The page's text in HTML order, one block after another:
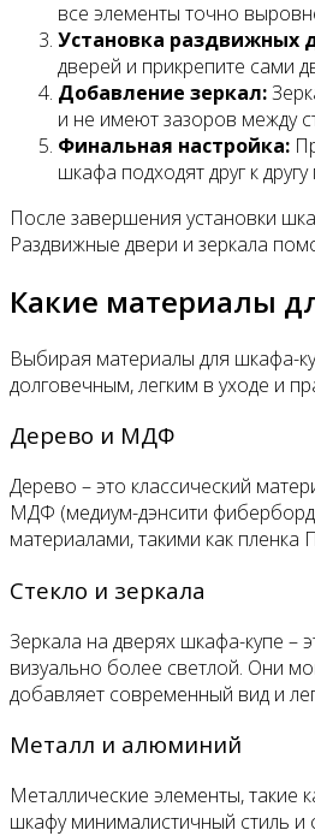
все элементы точно
Установка раздвижных
дверей и прикрепите сами
Добавление зеркал:
и не имеют зазоров между
Финальная настройка:
шкафа подходят друг к
После завершения установки
Раздвижные двери и зеркала
Какие материалы
Выбирая материалы для шкафа-
долговечным, легким в уходе и
Дерево и МДФ
Дерево – это классический
МДФ (медиум-дэнсити
материалами, такими как пленка
Стекло и зеркала
Зеркала на дверях шкафа-купе
визуально более светлой. Они
добавляет современный вид и
Металл и алюминий
Металлические элементы, такие
шкафу минималистичный стиль